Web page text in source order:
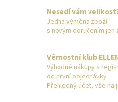
Nesedí vám
Jedna výměna zboží
s novým doručením jen
Věrnostní klub
Výhodné nákupy s
od první objednávky
Přehledný účet, vše na